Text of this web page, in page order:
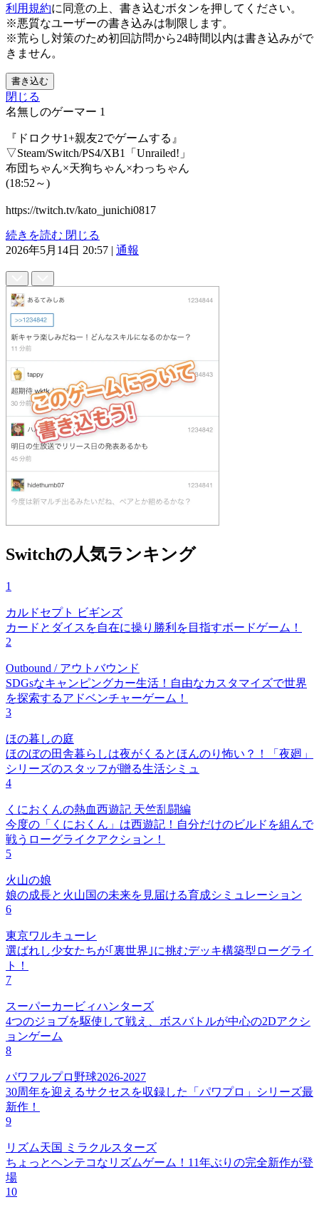
利用規約に同意の上、書き込むボタンを押してください。
※悪質なユーザーの書き込みは制限します。
※荒らし対策のため初回訪問から24時間以内は書き込みがで
きません。
書き込む
閉じる
名無しのゲーマー 1
『ドロクサ1+親友2でゲームする』
▽Steam/Switch/PS4/XB1「Unrailed!」
布団ちゃん×天狗ちゃん×わっちゃん
(18:52～)
https://twitch.tv/kato_junichi0817
続きを読む 閉じる
2026年5月14日 20:57 | 通報
Switchの人気ランキング
1
カルドセプト ビギンズ
カードとダイスを自在に操り勝利を目指すボードゲーム！
2
Outbound / アウトバウンド
SDGsなキャンピングカー生活！自由なカスタマイズで世界
を探索するアドベンチャーゲーム！
3
ほの暮しの庭
ほのぼの田舎暮らしは夜がくるとほんのり怖い？！「夜廻」
シリーズのスタッフが贈る生活シミュ
4
くにおくんの熱血西遊記 天竺乱闘編
今度の「くにおくん」は西遊記！自分だけのビルドを組んで
戦うローグライクアクション！
5
火山の娘
娘の成長と火山国の未来を見届ける育成シミュレーション
6
東京ワルキューレ
選ばれし少女たちが｢裏世界｣に挑むデッキ構築型ローグライ
ト！
7
スーパーカービィハンターズ
4つのジョブを駆使して戦え、ボスバトルが中心の2Dアクシ
ョンゲーム
8
パワフルプロ野球2026-2027
30周年を迎えるサクセスを収録した「パワプロ」シリーズ最
新作！
9
リズム天国 ミラクルスターズ
ちょっとヘンテコなリズムゲーム！11年ぶりの完全新作が登
場
10